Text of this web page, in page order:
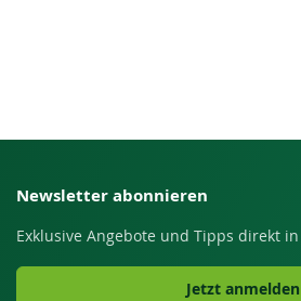
Newsletter abonnieren
Exklusive Angebote und Tipps direkt
Jetzt anmelden